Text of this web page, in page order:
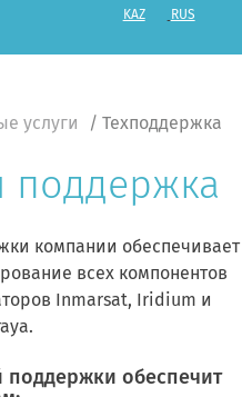
KAZ RUS
услуги / Техподдержка
поддержка
компании обеспечивает
всех компонентов
Inmarsat, Iridium и
поддержки обеспечит